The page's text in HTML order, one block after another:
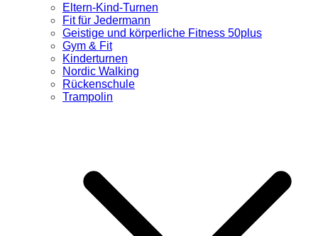
Eltern-Kind-Turnen
Fit für Jedermann
Geistige und körperliche Fitness 50plus
Gym & Fit
Kinderturnen
Nordic Walking
Rückenschule
Trampolin